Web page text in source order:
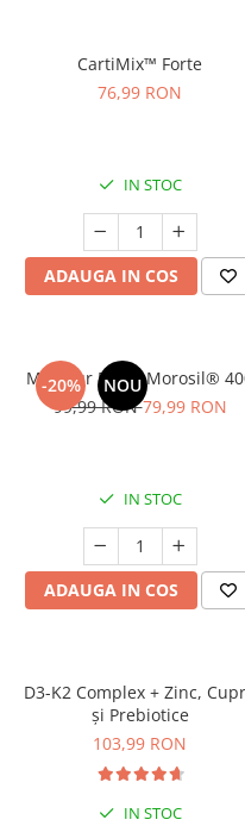
CartiMix™ Forte
76,99 RON
IN STOC
ADAUGA IN COS
-20% NOU
Minceur Boost Morosil®
99,99 RON79,99 RON
IN STOC
ADAUGA IN COS
D3-K2 Complex + Zinc,
și Prebiotice
103,99 RON
IN STOC